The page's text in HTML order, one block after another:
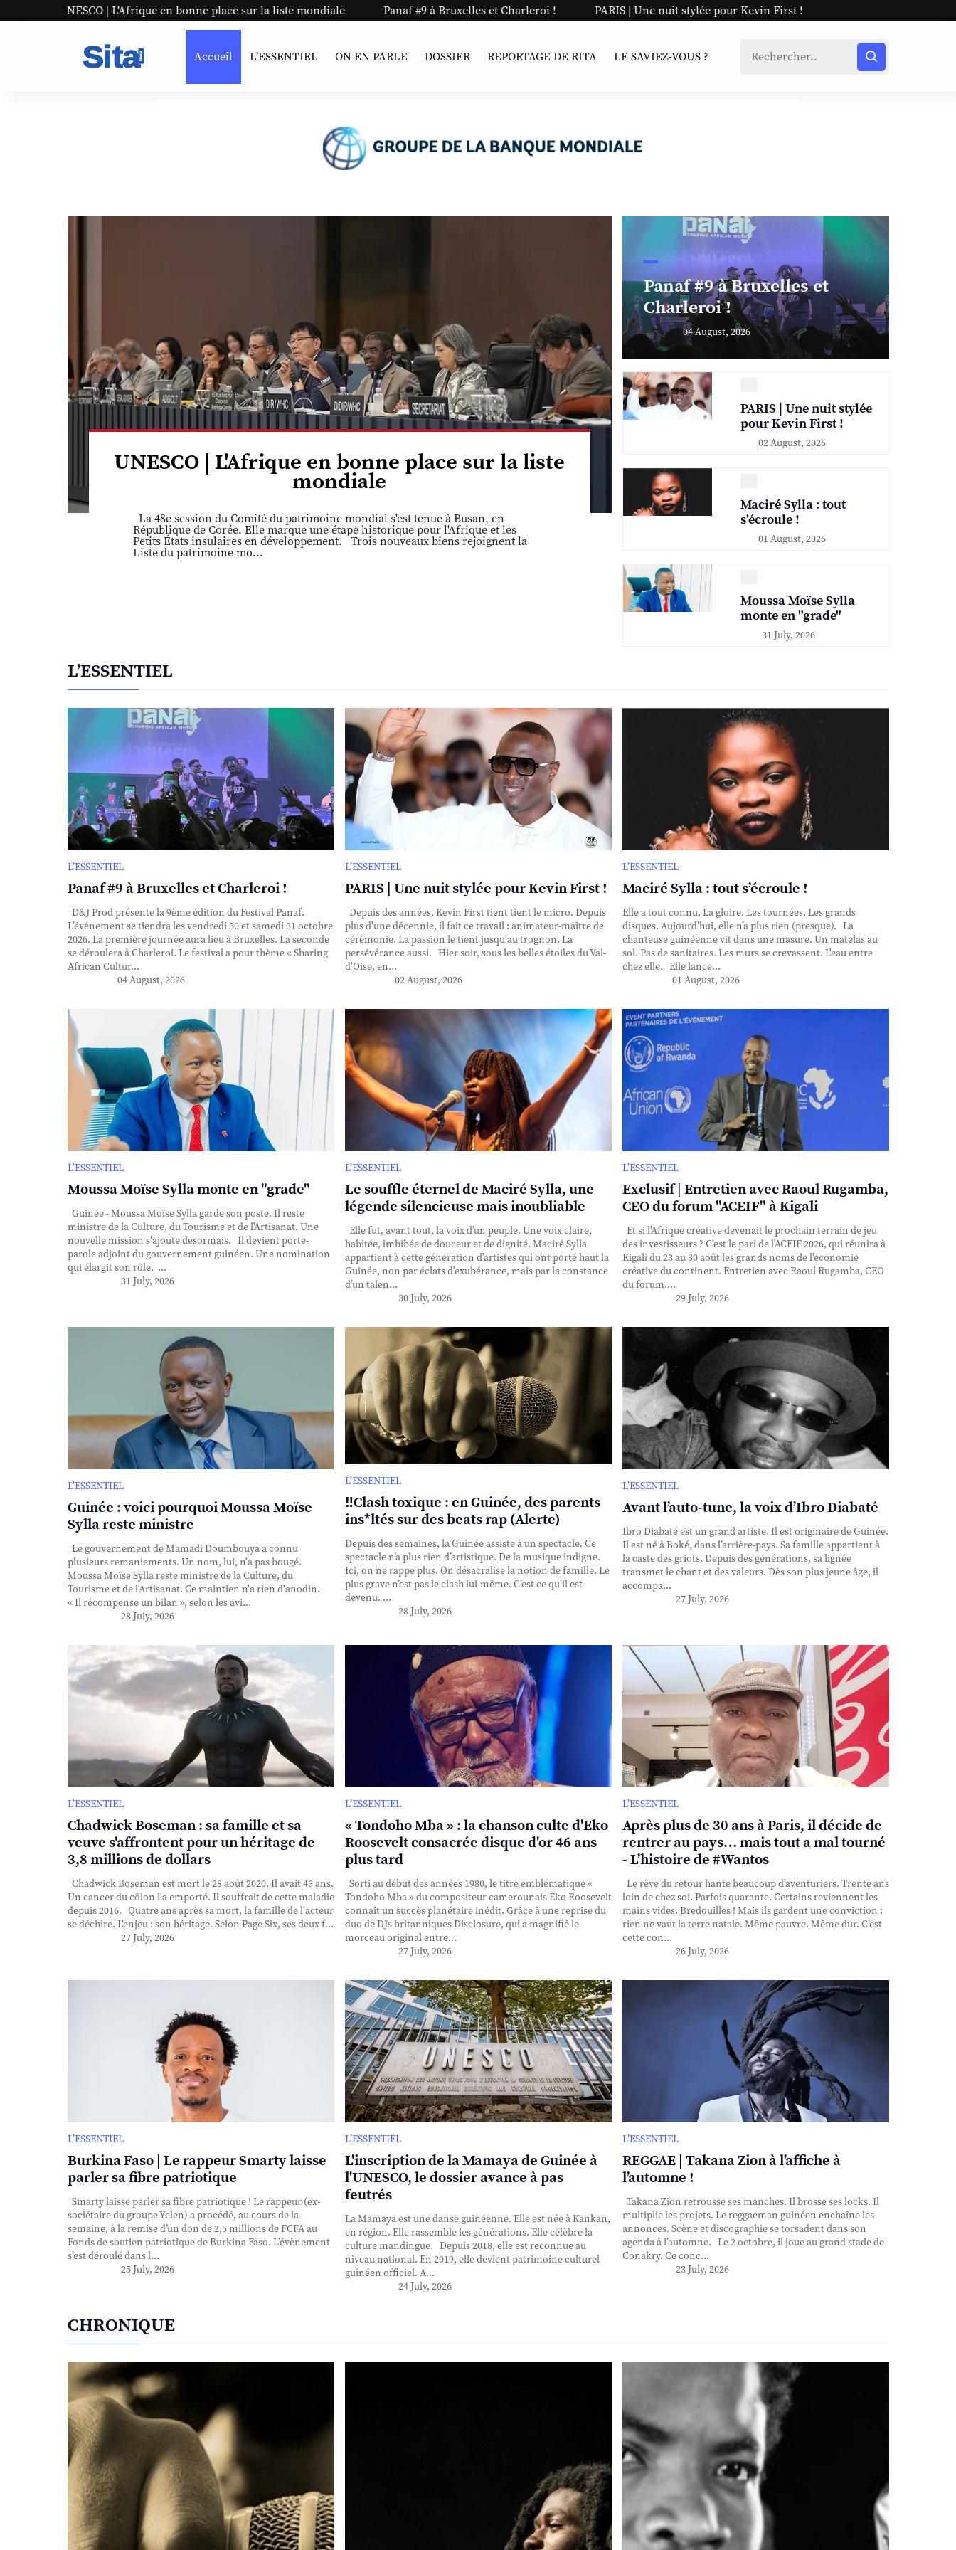
| L'Afrique en bonne place sur la liste mondiale Panaf #9 à Bruxelles et Charleroi ! PARIS | Une nuit stylée pour Kevin First !
Accueil L’ESSENTIEL ON EN PARLE DOSSIER REPORTAGE DE RITA LE SAVIEZ-VOUS ?
UNESCO | L'Afrique en bonne place sur la liste
mondiale
La 48e session du Comité du patrimoine mondial s'est tenue à Busan, en
République de Corée. Elle marque une étape historique pour l'Afrique et les
Petits États insulaires en développement. Trois nouveaux biens rejoignent la
Liste du patrimoine mo...
Panaf #9 à Bruxelles et
Charleroi !
04 August, 2026
PARIS | Une nuit stylée
pour Kevin First !
02 August, 2026
Maciré Sylla : tout
s’écroule !
01 August, 2026
Moussa Moïse Sylla
monte en "grade"
31 July, 2026
L’ESSENTIEL
L’ESSENTIEL
Panaf #9 à Bruxelles et Charleroi !
D&J Prod présente la 9ème édition du Festival Panaf.
L’événement se tiendra les vendredi 30 et samedi 31 octobre
2026. La première journée aura lieu à Bruxelles. La seconde
se déroulera à Charleroi. Le festival a pour thème « Sharing
African Cultur...
04 August, 2026
L’ESSENTIEL
PARIS | Une nuit stylée pour Kevin First !
Depuis des années, Kevin First tient tient le micro. Depuis
plus d'une décennie, il fait ce travail : animateur-maître de
cérémonie. La passion le tient jusqu'au trognon. La
persévérance aussi. Hier soir, sous les belles étoiles du Val-
d'Oise, en...
02 August, 2026
L’ESSENTIEL
Maciré Sylla : tout s’écroule !
Elle a tout connu. La gloire. Les tournées. Les grands
disques. Aujourd’hui, elle n’a plus rien (presque). La
chanteuse guinéenne vit dans une masure. Un matelas au
sol. Pas de sanitaires. Les murs se crevassent. L'eau entre
chez elle. Elle lance...
01 August, 2026
L’ESSENTIEL
Moussa Moïse Sylla monte en "grade"
Guinée - Moussa Moïse Sylla garde son poste. Il reste
ministre de la Culture, du Tourisme et de l'Artisanat. Une
nouvelle mission s'ajoute désormais. Il devient porte-
parole adjoint du gouvernement guinéen. Une nomination
qui élargit son rôle. ...
31 July, 2026
L’ESSENTIEL
Le souffle éternel de Maciré Sylla, une
légende silencieuse mais inoubliable
Elle fut, avant tout, la voix d’un peuple. Une voix claire,
habitée, imbibée de douceur et de dignité. Maciré Sylla
appartient à cette génération d’artistes qui ont porté haut la
Guinée, non par éclats d’exubérance, mais par la constance
d’un talen...
30 July, 2026
L’ESSENTIEL
Exclusif | Entretien avec Raoul Rugamba,
CEO du forum "ACEIF" à Kigali
Et si l'Afrique créative devenait le prochain terrain de jeu
des investisseurs ? C'est le pari de l'ACEIF 2026, qui réunira à
Kigali du 23 au 30 août les grands noms de l'économie
créative du continent. Entretien avec Raoul Rugamba, CEO
du forum....
29 July, 2026
L’ESSENTIEL
Guinée : voici pourquoi Moussa Moïse
Sylla reste ministre
Le gouvernement de Mamadi Doumbouya a connu
plusieurs remaniements. Un nom, lui, n'a pas bougé.
Moussa Moïse Sylla reste ministre de la Culture, du
Tourisme et de l'Artisanat. Ce maintien n'a rien d'anodin.
« Il récompense un bilan », selon les avi...
28 July, 2026
L’ESSENTIEL
‼️Clash toxique : en Guinée, des parents
ins*ltés sur des beats rap (Alerte)
Depuis des semaines, la Guinée assiste à un spectacle. Ce
spectacle n’a plus rien d’artistique. De la musique indigne.
Ici, on ne rappe plus. On désacralise la notion de famille. Le
plus grave n’est pas le clash lui-même. C’est ce qu’il est
devenu. ...
28 July, 2026
L’ESSENTIEL
Avant l’auto-tune, la voix d’Ibro Diabaté
Ibro Diabaté est un grand artiste. Il est originaire de Guinée.
Il est né à Boké, dans l’arrière-pays. Sa famille appartient à
la caste des griots. Depuis des générations, sa lignée
transmet le chant et des valeurs. Dès son plus jeune âge, il
accompa...
27 July, 2026
L’ESSENTIEL
Chadwick Boseman : sa famille et sa
veuve s'affrontent pour un héritage de
3,8 millions de dollars
Chadwick Boseman est mort le 28 août 2020. Il avait 43 ans.
Un cancer du côlon l'a emporté. Il souffrait de cette maladie
depuis 2016. Quatre ans après sa mort, la famille de l'acteur
se déchire. L'enjeu : son héritage. Selon Page Six, ses deux f...
27 July, 2026
L’ESSENTIEL
« Tondoho Mba » : la chanson culte d'Eko
Roosevelt consacrée disque d'or 46 ans
plus tard
Sorti au début des années 1980, le titre emblématique «
Tondoho Mba » du compositeur camerounais Eko Roosevelt
connaît un succès planétaire inédit. Grâce à une reprise du
duo de DJs britanniques Disclosure, qui a magnifié le
morceau original entre...
27 July, 2026
L’ESSENTIEL
Après plus de 30 ans à Paris, il décide de
rentrer au pays… mais tout a mal tourné
- L’histoire de #Wantos
Le rêve du retour hante beaucoup d’aventuriers. Trente ans
loin de chez soi. Parfois quarante. Certains reviennent les
mains vides. Bredouilles ! Mais ils gardent une conviction :
rien ne vaut la terre natale. Même pauvre. Même dur. C’est
cette con...
26 July, 2026
L’ESSENTIEL
Burkina Faso | Le rappeur Smarty laisse
parler sa fibre patriotique
Smarty laisse parler sa fibre patriotique ! Le rappeur (ex-
sociétaire du groupe Yelen) a procédé, au cours de la
semaine, à la remise d’un don de 2,5 millions de FCFA au
Fonds de soutien patriotique de Burkina Faso. L’évènement
s’est déroulé dans l...
25 July, 2026
L’ESSENTIEL
L'inscription de la Mamaya de Guinée à
l'UNESCO, le dossier avance à pas
feutrés
La Mamaya est une danse guinéenne. Elle est née à Kankan,
en région. Elle rassemble les générations. Elle célèbre la
culture mandingue. Depuis 2018, elle est reconnue au
niveau national. En 2019, elle devient patrimoine culturel
guinéen officiel. A...
24 July, 2026
L’ESSENTIEL
REGGAE | Takana Zion à l’affiche à
l’automne !
Takana Zion retrousse ses manches. Il brosse ses locks. Il
multiplie les projets. Le reggaeman guinéen enchaîne les
annonces. Scène et discographie se torsadent dans son
agenda à l’automne. Le 2 octobre, il joue au grand stade de
Conakry. Ce conc...
23 July, 2026
CHRONIQUE